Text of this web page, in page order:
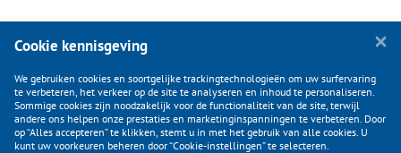
KLANTENSERVICE
Cookie kennisgeving
We gebruiken cookies en soortgelijke trackingtechnologieën om uw surfervaring
te verbeteren, het verkeer op de site te analyseren en inhoud te personaliseren.
Sommige cookies zijn noodzakelijk voor de functionaliteit van de site, terwijl
andere ons helpen onze prestaties en marketinginspanningen te verbeteren. Door
op “Alles accepteren” te klikken, stemt u in met het gebruik van alle cookies. U
kunt uw voorkeuren beheren door “Cookie-instellingen” te selecteren.